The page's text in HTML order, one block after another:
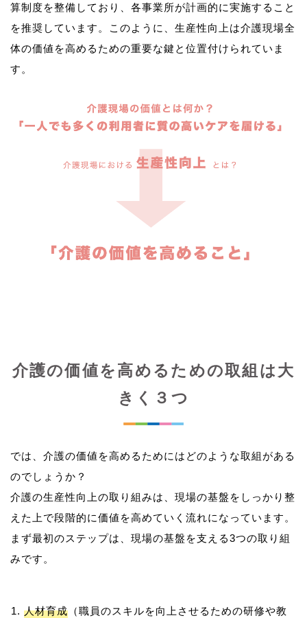
算制度を整備しており、各事業所が計画的に実施すること
を推奨しています。このように、生産性向上は介護現場全
体の価値を高めるための重要な鍵と位置付けられていま
介護の価値を高めるための取組は大
きく３つ
では、介護の価値を高めるためにはどのような取組がある
のでしょうか？
介護の生産性向上の取り組みは、現場の基盤をしっかり整
えた上で段階的に価値を高めていく流れになっています。
まず最初のステップは、現場の基盤を支える3つの取り組
人材育成 （職員のスキルを向上させるための研修や教